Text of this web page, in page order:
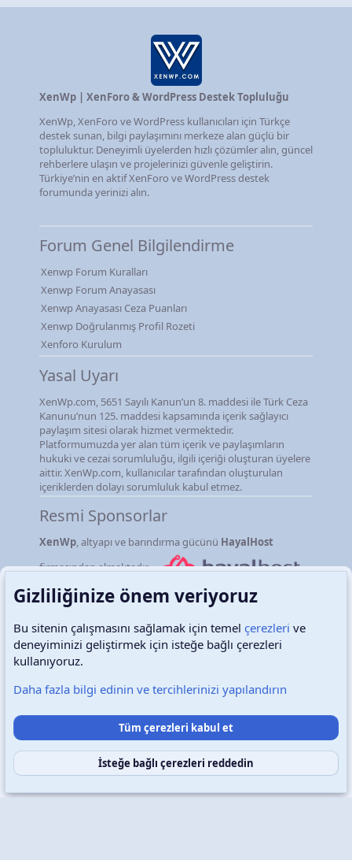
XenWp | XenForo & WordPress Destek Topluluğu
XenWp, XenForo ve WordPress kullanıcıları için Türkçe
destek sunan, bilgi paylaşımını merkeze alan güçlü bir
topluluktur. Deneyimli üyelerden hızlı çözümler alın, güncel
rehberlere ulaşın ve projelerinizi güvenle geliştirin.
Türkiye’nin en aktif XenForo ve WordPress destek
forumunda yerinizi alın.
Forum Genel Bilgilendirme
Xenwp Forum Kuralları
Xenwp Forum Anayasası
Xenwp Anayasası Ceza Puanları
Xenwp Doğrulanmış Profil Rozeti
Xenforo Kurulum
Yasal Uyarı
XenWp.com, 5651 Sayılı Kanun’un 8. maddesi ile Türk Ceza
Kanunu’nun 125. maddesi kapsamında içerik sağlayıcı
paylaşım sitesi olarak hizmet vermektedir.
Platformumuzda yer alan tüm içerik ve paylaşımların
hukuki ve cezai sorumluluğu, ilgili içeriği oluşturan üyelere
aittir. XenWp.com, kullanıcılar tarafından oluşturulan
içeriklerden dolayı sorumluluk kabul etmez.
Resmi Sponsorlar
XenWp, altyapı ve barındırma gücünü HayalHost
firmasından almaktadır.
Türkçe (TR) Çerezler
Destek talepleri Bize ulaşın Şartlar ve kurallar
Gizlilik politikası Yardım Ana sayfa
S
Copyright © 2026 XenWp Telif Hakları Saklıdır
Gizliliğinize önem veriyoruz
Bu sitenin çalışmasını sağlamak için temel çerezleri ve
deneyiminizi geliştirmek için isteğe bağlı çerezleri
kullanıyoruz.
Daha fazla bilgi edinin ve tercihlerinizi yapılandırın
Tüm çerezleri kabul et
İsteğe bağlı çerezleri reddedin